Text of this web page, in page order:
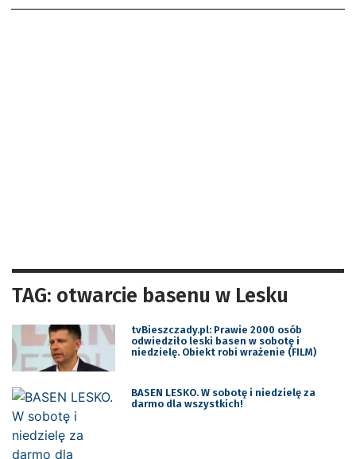
TAG: otwarcie basenu w Lesku
tvBieszczady.pl: Prawie 2000 osób
odwiedziło leski basen w sobotę i
niedzielę. Obiekt robi wrażenie (FILM)
BASEN LESKO. W sobotę i niedzielę za
darmo dla wszystkich!